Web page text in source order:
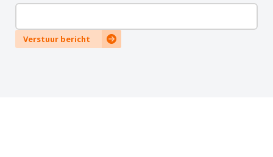
Verstuur bericht